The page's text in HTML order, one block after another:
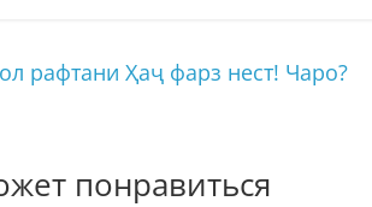
рафтани Ҳаҷ фарз нест! Чаро?
понравиться